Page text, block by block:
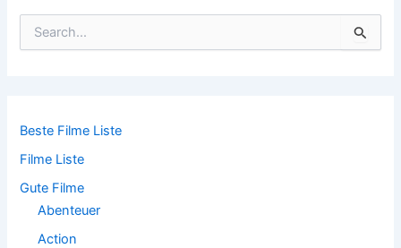
n
c
h
Beste Filme Liste
Filme Liste
Gute Filme
Abenteuer
Action